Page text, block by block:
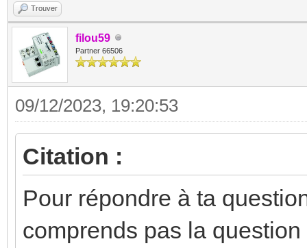
Trouver
filou59
Partner 66506
09/12/2023, 19:20:53
Citation :
Pour répondre à ta
comprends pas la